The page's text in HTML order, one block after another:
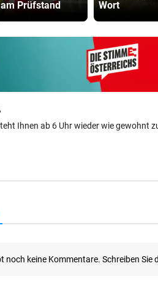
am Prüfstand
Wort
Ihnen ab 6 Uhr wieder wie gewohnt